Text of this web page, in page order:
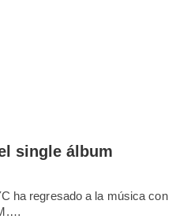
single álbum
ha regresado a la música con